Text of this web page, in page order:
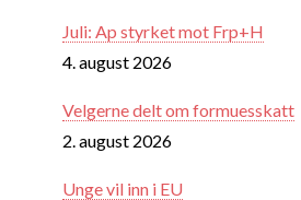
Juli: Ap styrket mot Frp+H
4. august 2026
Velgerne delt om formuesskatt
2. august 2026
Unge vil inn i EU